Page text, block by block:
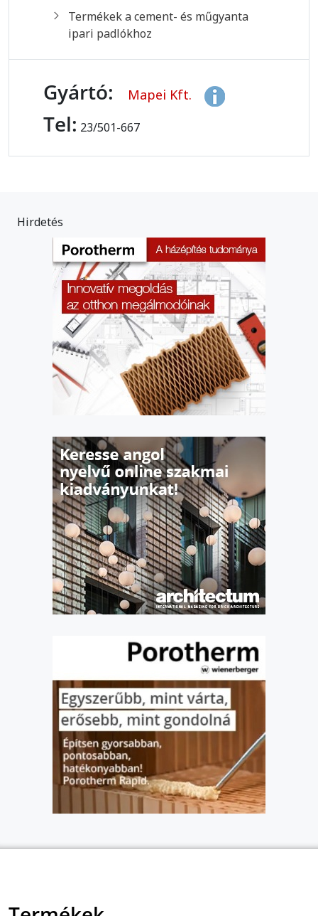
Termékek a cement- és műgyanta
ipari padlókhoz
Gyártó: Mapei Kft.
Tel: 23/501-667
Hirdetés